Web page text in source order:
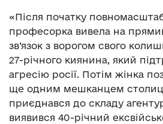
«Після початку
професорка вивела на
зв’язок з ворогом свого
27-річного киянина, який
агресію росії. Потім жінка
ще одним мешканцем
приєднався до складу
виявився 40-річний